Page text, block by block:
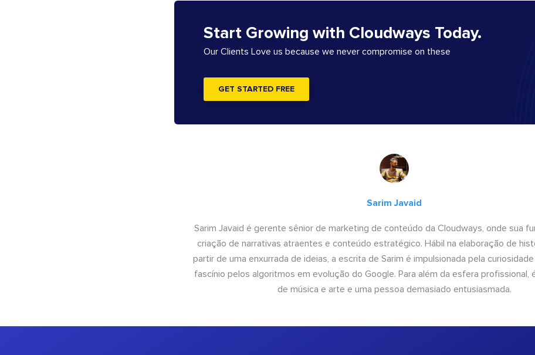
Start Growing with Cloudways Today.
Our Clients Love us because we never compromise on these
GET STARTED FREE
Sarim Javaid
Sarim Javaid é gerente sênior de marketing de conteúdo da Cloudways, onde sua
criação de narrativas atraentes e conteúdo estratégico. Hábil na elaboração de
partir de uma enxurrada de ideias, a escrita de Sarim é impulsionada pela
fascínio pelos algoritmos em evolução do Google. Para além da esfera profissional,
de música e arte e uma pessoa demasiado entusiasmada.